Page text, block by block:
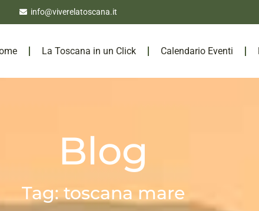
info@viverelatoscana.it
La Toscana in un Click Calendario Eventi
Blog
Tag: toscana mare